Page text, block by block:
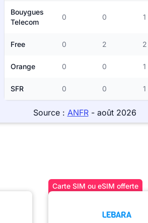
Bouygues
Telecom
0 0 1
Free 0 2 2
Orange 0 0 1
SFR 0 0 1
Source : ANFR- août 2026
Carte SIM ou eSIM offerte